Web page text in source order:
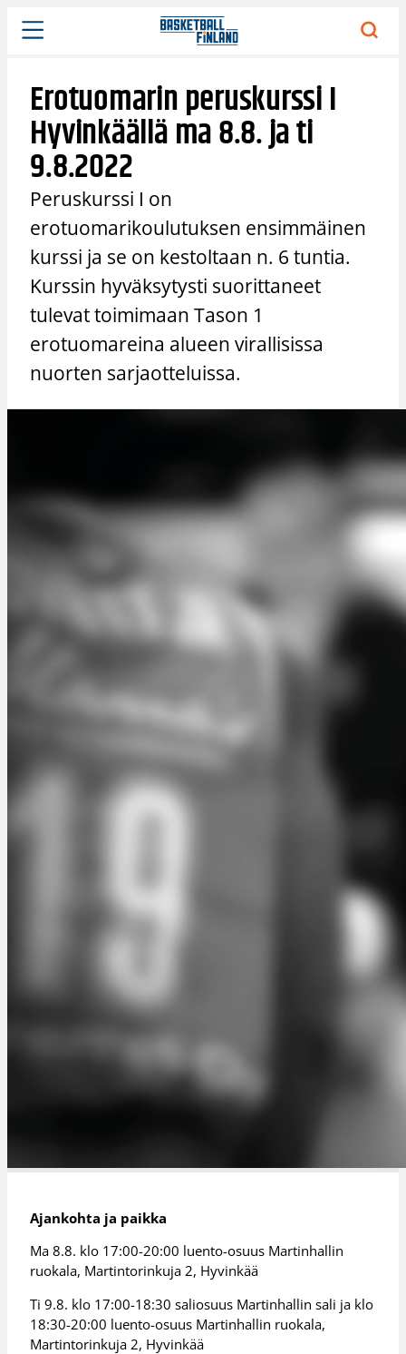
Siirry
sisältöön
Erotuomarin peruskurssi I
Hyvinkäällä ma 8.8. ja ti
9.8.2022
Peruskurssi I on
erotuomarikoulutuksen ensimmäinen
kurssi ja se on kestoltaan n. 6 tuntia.
Kurssin hyväksytysti suorittaneet
tulevat toimimaan Tason 1
erotuomareina alueen virallisissa
nuorten sarjaotteluissa.
Ajankohta ja paikka
Ma 8.8. klo 17:00-20:00 luento-osuus Martinhallin
ruokala, Martintorinkuja 2, Hyvinkää
Ti 9.8. klo 17:00-18:30 saliosuus Martinhallin sali ja klo
18:30-20:00 luento-osuus Martinhallin ruokala,
Martintorinkuja 2, Hyvinkää